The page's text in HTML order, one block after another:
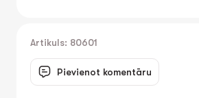
Artikuls: 80601
Pievienot komentāru